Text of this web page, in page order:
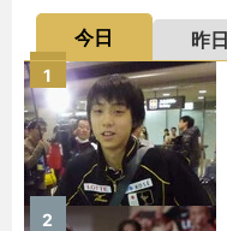
今日 昨日
1
2